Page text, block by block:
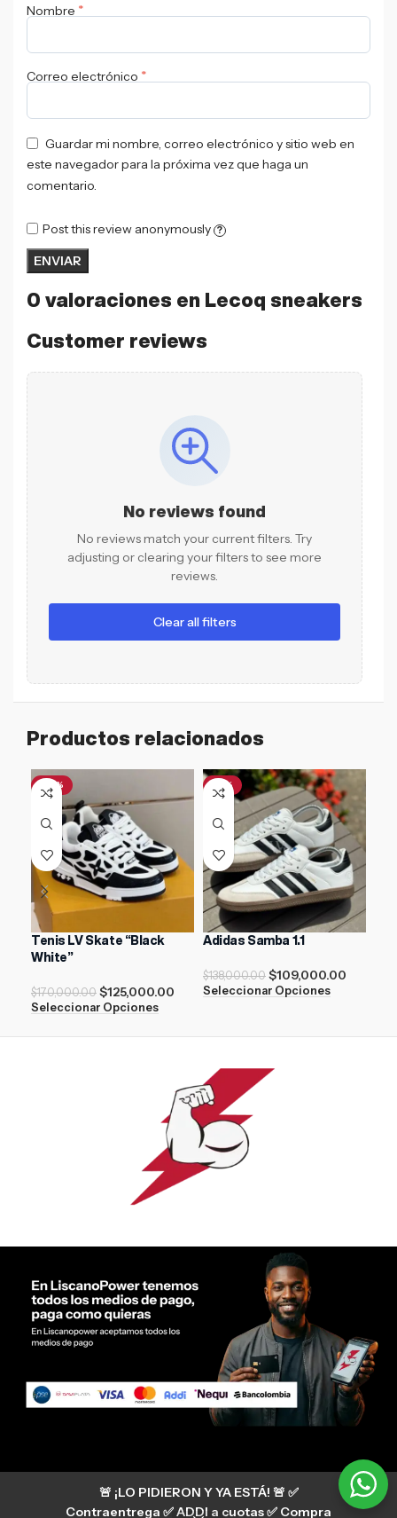
🚨 ¡LO PIDIERON Y YA ESTÁ! 🚨 ✅
Contraentrega ✅ ADDI a cuotas ✅ Compra
0 valoraciones en Lecoq sneakers
Customer reviews
No reviews found
No reviews match your current filters. Try
adjusting or clearing your filters to see more
reviews.
Clear all filters
Nombre *
Correo electrónico *
Guardar mi nombre, correo electrónico y sitio web en
este navegador para la próxima vez que haga un
comentario.
Post this review anonymously ?
Productos relacionados
-26%
Tenis LV Skate “Black
White”
$170,000.00 $125,000.00
Seleccionar Opciones
-21%
Adidas Samba 1.1
$138,000.00 $109,000.00
Seleccionar Opciones
Si tienes algún tipo de duda, puedes consultar
nuestro centro de ayuda